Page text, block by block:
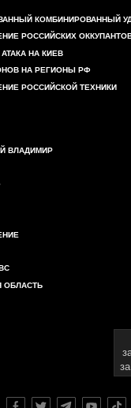
КОМБИНИРОВАННЫЙ
РОССИЙСКИХ
НА КИЕВ
НА РЕГИОНЫ РФ
РОССИЙСКОЙ ТЕХНИКИ
ВЛАДИМИР
ОБЛАСТЬ